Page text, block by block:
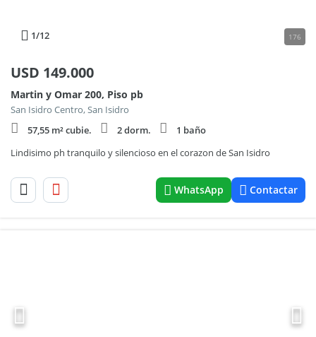
1/12 176
USD 149.000
Martin y Omar 200, Piso pb
San Isidro Centro, San Isidro
57,55 m² cubie.
2 dorm.
1 baño
Lindisimo ph tranquilo y silencioso en el corazon de San Isidro
WhatsApp Contactar